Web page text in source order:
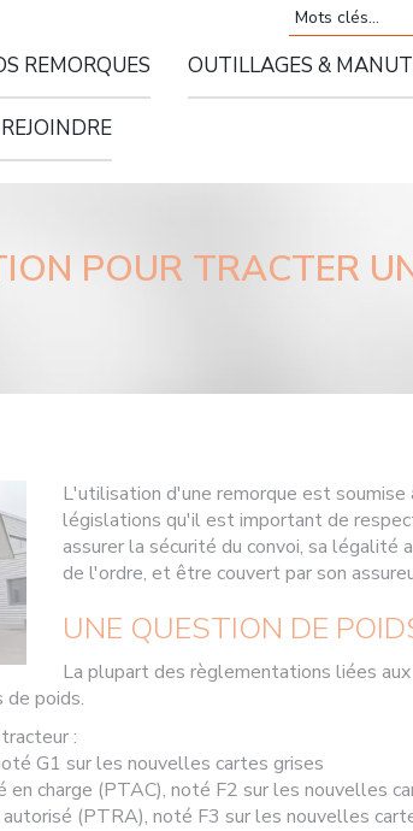
REMORQUES OUTILLAGES &
POUR TRACTER
L'utilisation d'une remorque est soumise
législations qu'il est important de
assurer la sécurité du convoi, sa légalité
de l'ordre, et être couvert par son
UNE QUESTION DE
La plupart des règlementations liées
de poids.
:
G1 sur les nouvelles cartes grises
charge (PTAC), noté F2 sur les nouvelles
(PTRA), noté F3 sur les nouvelles